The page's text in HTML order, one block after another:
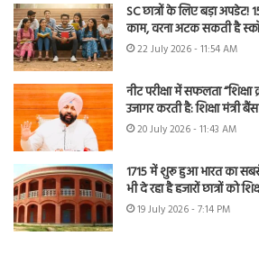
SC छात्रों के लिए बड़ा
काम, वरना अटक सकती है
22 July 2026 - 11:54 AM
नीट परीक्षा में सफलता “शिक्षा
उजागर करती है: शिक्षा मंत्री बैंस
20 July 2026 - 11:43 AM
1715 में शुरू हुआ भारत का
भी दे रहा है हजारों छात्रों को
19 July 2026 - 7:14 PM